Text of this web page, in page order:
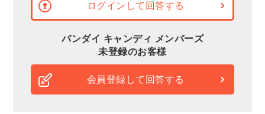
ログインして回答する
バンダイ キャンディ メンバーズ
未登録のお客様
会員登録して回答する